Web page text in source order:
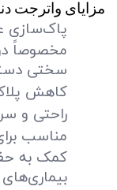
مزایای واترجت
پاک‌سازی
مخصوصاً
سختی
کاهش
راحتی و
مناسب
کمک به